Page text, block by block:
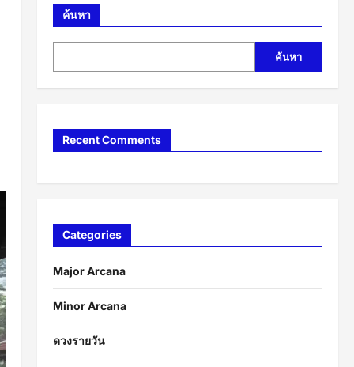
ค้นหา
ค้นหา
Recent Comments
Categories
Major Arcana
Minor Arcana
ดวงรายวัน